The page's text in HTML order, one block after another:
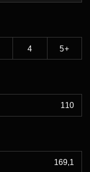
4 5+